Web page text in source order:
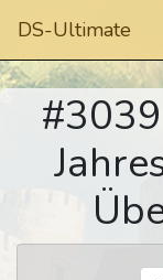
DS-Ultimate